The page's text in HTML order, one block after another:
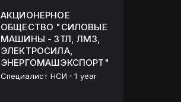
АКЦИОНЕРНОЕ
ОБЩЕСТВО "СИЛОВЫЕ
МАШИНЫ - ЗТЛ, ЛМЗ,
ЭЛЕКТРОСИЛА,
ЭНЕРГОМАШЭКСПОРТ"
Специалист НСИ 1 year